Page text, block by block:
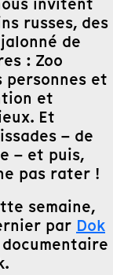
russes, des
de
: Zoo
personnes et
et
Et
– de
– et puis,
pas rater !
semaine,
par Dok